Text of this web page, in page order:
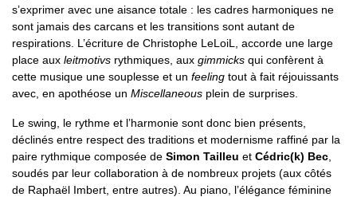
s’exprimer avec une aisance totale : les cadres harmoniques ne
sont jamais des carcans et les transitions sont autant de
respirations. L’écriture de Christophe LeLoiL, accorde une large
place aux leitmotivs rythmiques, aux gimmicks qui confèrent à
cette musique une souplesse et un feeling tout à fait réjouissants
avec, en apothéose un Miscellaneous plein de surprises.
Le swing, le rythme et l’harmonie sont donc bien présents,
déclinés entre respect des traditions et modernisme raffiné par la
paire rythmique composée de Simon Tailleu et Cédric(k) Bec
soudés par leur collaboration à de nombreux projets (aux côtés
de Raphaël Imbert, entre autres). Au piano, l’élégance féminine